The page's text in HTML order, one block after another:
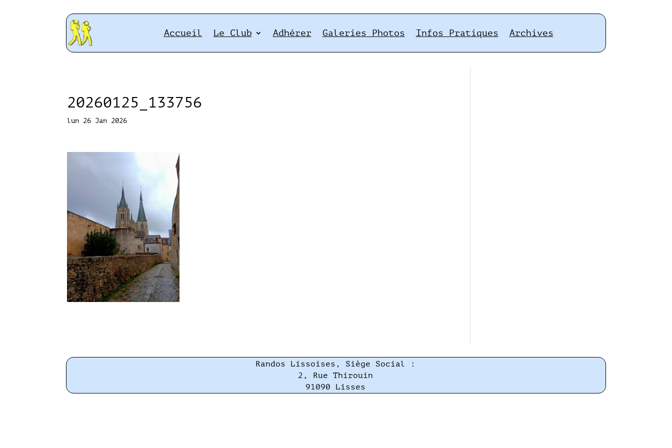
Accueil Le Club Adhérer Galeries Photos Infos Pratiques Archives
20260125_133756
lun 26 Jan 2026
Randos Lissoises, Siège Social :
2, Rue Thirouin
91090 Lisses